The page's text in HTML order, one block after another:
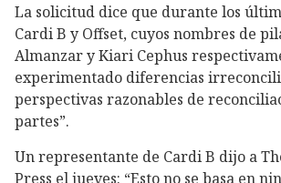
La solicitud dice que durante los
Cardi B y Offset, cuyos nombres de
Almanzar y Kiari Cephus
experimentado diferencias
perspectivas razonables de
partes”.
Un representante de Cardi B dijo a
Press el jueves: “Esto no se basa en